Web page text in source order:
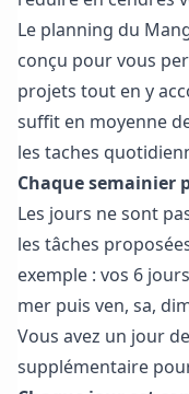
Le planning du
conçu pour vous
projets tout en y
suffit en moyenne
les taches
Chaque semainier
Les jours ne sont
les tâches
exemple : vos 6
mer puis ven, sa,
Vous avez un jour
supplémentaire